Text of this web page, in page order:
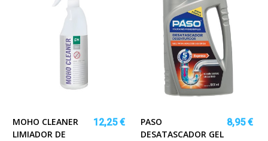
MOHO CLEANER
LIMIADOR DE
12,25 €
PASO
DESATASCADOR GEL
8,95 €